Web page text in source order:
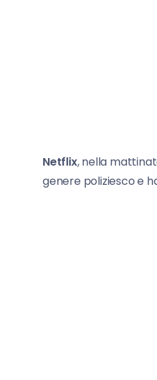
Netflix, nella
genere poliziesco e